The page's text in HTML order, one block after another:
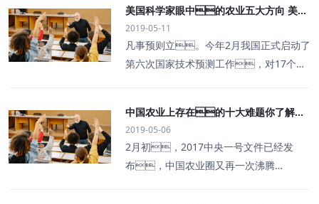
字乡村发展战略纲要》全文如下。数
字乡村是伴随网络化、信息化和数字
化在农业农村经济社会发展中的应
用，以及农民现代信息技能的提
型进程，既是乡村振兴的战略方
向，也是建设数字中国的重要内
容。为贯彻落实《中共中央、国
务院关于实施乡村振兴战略的意
美国科学家眼中的农业五大方向 美国
国家科学院、工程院和医学院联合发
布
2019-05-11
凡事预则立。今年2月我国正式启动了
第六次国家技术预测工作，对17个重
新一轮国家中长期科技发展规划和“十四
五”规划研究编制。而今年初美国国家
科学院、工程院和医学院联合发布了
题为“Science Breakthroughs to Advanc
中国农业上存在的十大难题你了解
吗？怎么办？
2019-05-06
2月初，2017中央一号文件已经发
布，中国农业圈又再一次沸腾